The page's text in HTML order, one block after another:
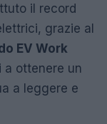
il record
grazie al
EV Work
a ottenere un
a leggere e